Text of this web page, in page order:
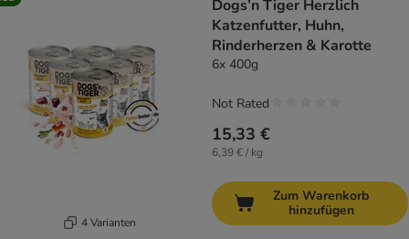
4 Varianten
Dogs’n Tiger Herzlich
Katzenfutter, Huhn,
Rinderherzen & Karotte
6x 400g
15,33 €
6,39 € / kg
Not Rated
Zum Warenkorb
hinzufügen